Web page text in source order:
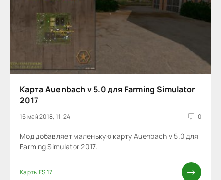
Карта Auenbach v 5.0 для Farming Simulator
2017
15 май 2018, 11:24 0
Мод добавляет маленькую карту Auenbach v 5.0 для
Farming Simulator 2017.
Карты FS 17